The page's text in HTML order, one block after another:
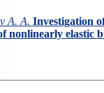
A. A. Investigation
nonlinearly elastic